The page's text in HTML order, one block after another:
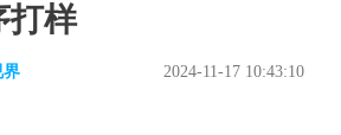
打样
界 2024-11-17 10:43:10